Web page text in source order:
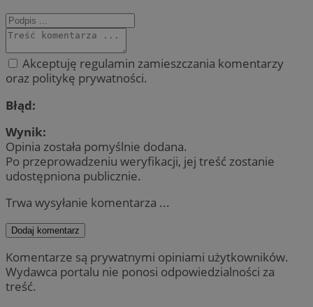
Akceptuję regulamin zamieszczania komentarzy
oraz politykę prywatności.
Błąd:
Wynik:
Opinia została pomyślnie dodana.
Po przeprowadzeniu weryfikacji, jej treść zostanie
udostępniona publicznie.
Trwa wysyłanie komentarza ...
Dodaj komentarz
Komentarze są prywatnymi opiniami użytkowników.
Wydawca portalu nie ponosi odpowiedzialności za
treść.